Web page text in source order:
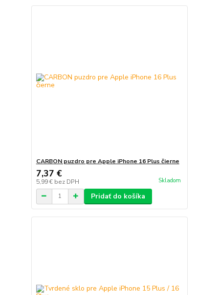
CARBON puzdro pre Apple iPhone 16 Plus čierne
7,37 €
5,99 € bez DPH Skladom
Pridať do košíka